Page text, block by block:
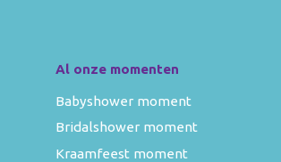
Al onze momenten
Babyshower moment
Bridalshower moment
Kraamfeest moment